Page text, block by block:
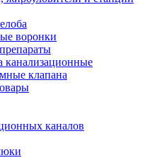
воронки
канализационные
клапана
каналов